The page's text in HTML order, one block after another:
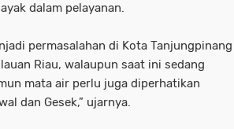
dalam pelayanan.
permasalahan di Kota Tanjungpinang
Riau, walaupun saat ini sedang
mata air perlu juga diperhatikan
dan Gesek,” ujarnya.